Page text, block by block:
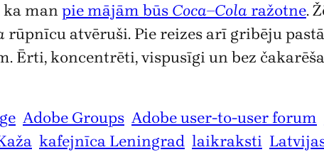
ka manpie mājām būs Coca–Cola ražotne.
rūpnīcu atvēruši. Pie reizes arī gribēju
Ērti, koncentrēti, vispusīgi un bez
Adobe Groups Adobe user-to-user forum
kafejnīca Leningrad laikraksti